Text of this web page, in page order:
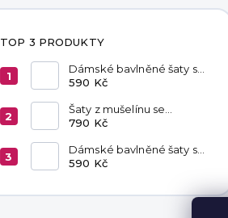
TOP 3 PRODUKTY
Dámské bavlněné šaty s
kapsami Red
590 Kč
Šaty z mušelínu se
zavazováním v pase
790 Kč
Dámské bavlněné šaty s
kapsami Chocolate
590 Kč